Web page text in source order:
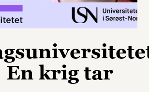
En krig tar